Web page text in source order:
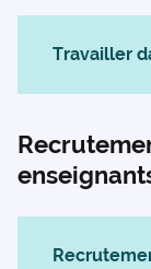
Travailler